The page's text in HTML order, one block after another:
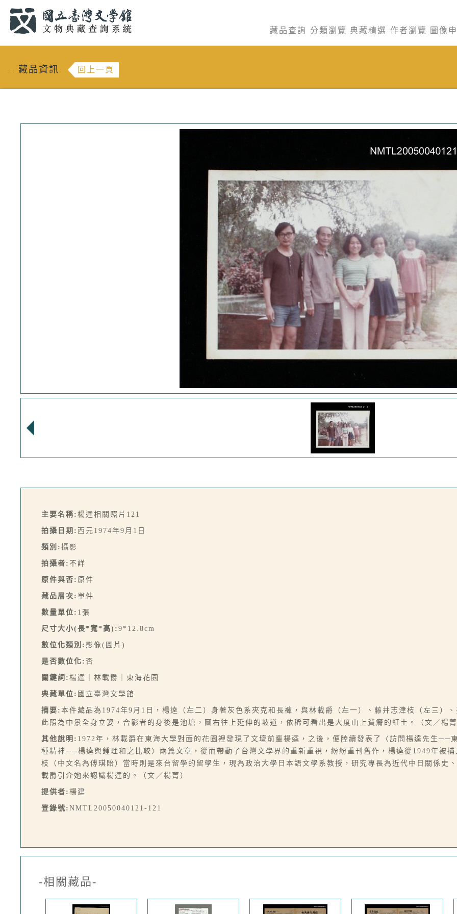
藏品查詢 分類瀏覽 典藏精選 作者瀏覽 圖像
::: 藏品資訊 回上一頁
主要名稱: 楊逵相關照片121
拍攝日期: 西元1974年9月1日
類別: 攝影
拍攝者: 不詳
原件與否: 原件
藏品層次: 單件
數量單位: 1張
尺寸大小(長*寬*高): 9*12.8cm
數位化類別: 影像(圖片)
是否數位化: 否
關鍵詞: 楊逵｜林載爵｜東海花園
典藏單位: 國立臺灣文學館
摘要: 本件藏品為1974年9月1日，楊逵（左二）身著灰色系夾克和長褲，與林載爵（左一）、藤井志津枝（左三）
此照為中景全身立姿，合影者的身後是池塘，圖右往上延伸的坡道，依稀可看出是大度山上貧瘠的紅土。（文／楊
其他說明: 1972年，林載爵在東海大學對面的花園裡發現了文壇前輩楊逵，之後，便陸續發表了〈訪問楊逵先生──
種精神──楊逵與鍾理和之比較〉兩篇文章，從而帶動了台灣文學界的重新重視，紛紛重刊舊作，楊逵從1949年被
枝（中文名為傅琪貽）當時則是來台留學的留學生，現為政治大學日本語文學系教授，研究專長為近代中日關係史
載爵引介她來認識楊逵的。（文／楊菁）
提供者: 楊建
登錄號: NMTL20050040121-121
-相關藏品-